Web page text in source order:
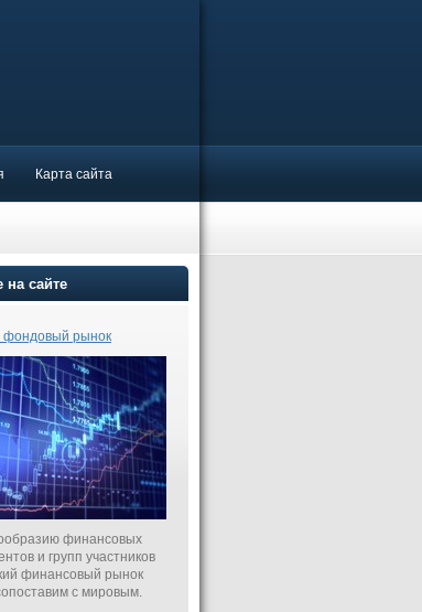
Карта сайта
на сайте
рынок
финансовых
и групп участников
финансовый рынок
с мировым.